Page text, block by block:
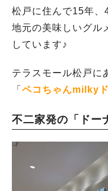
松戸に住んで15年、
地元の美味しいグル
しています♪
テラスモール松戸に
「 ペコちゃんmilky
不二家発の「ドー